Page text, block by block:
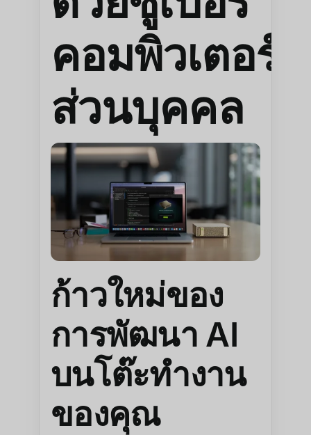
คอมพิวเตอร์
ส่วนบุคคล
ก้าวใหม่ของ
การพัฒนา AI
บนโต๊ะทำงาน
ของคุณ